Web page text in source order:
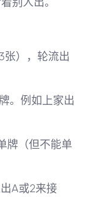
张），轮流出
。例如上家出
牌（但不能单
A或2来接